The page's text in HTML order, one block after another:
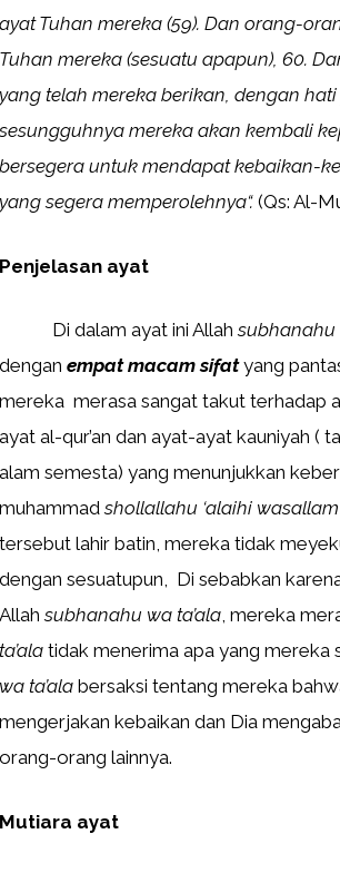
ayat Tuhan mereka (59). Dan orang-
Tuhan mereka (sesuatu apapun), 60.
yang telah mereka berikan, dengan
sesungguhnya mereka akan kembali
bersegera untuk mendapat kebaikan-
yang segera memperolehnya“. (Qs: Al-
Penjelasan ayat
Di dalam ayat ini Allahsubhanahu
dengan empat macam sifatyang
mereka merasa sangat takut terhadap
ayat al-qur’an dan ayat-ayat kauniyah (
alam semesta) yang menunjukkan
muhammadshollallahu ‘alaihi wasallam
tersebut lahir batin, mereka tidak
dengan sesuatupun, Di sebabkan
Allahsubhanahu wa ta’ala, mereka
ta’ala tidak menerima apa yang mereka
wa ta’ala bersaksi tentang mereka
mengerjakan kebaikan dan Dia
orang-orang lainnya.
Mutiara ayat